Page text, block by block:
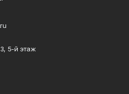
5-й этаж